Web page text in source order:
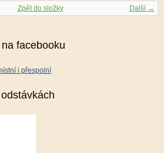
Další →
Zpět do složky
facebooku
i přespolní